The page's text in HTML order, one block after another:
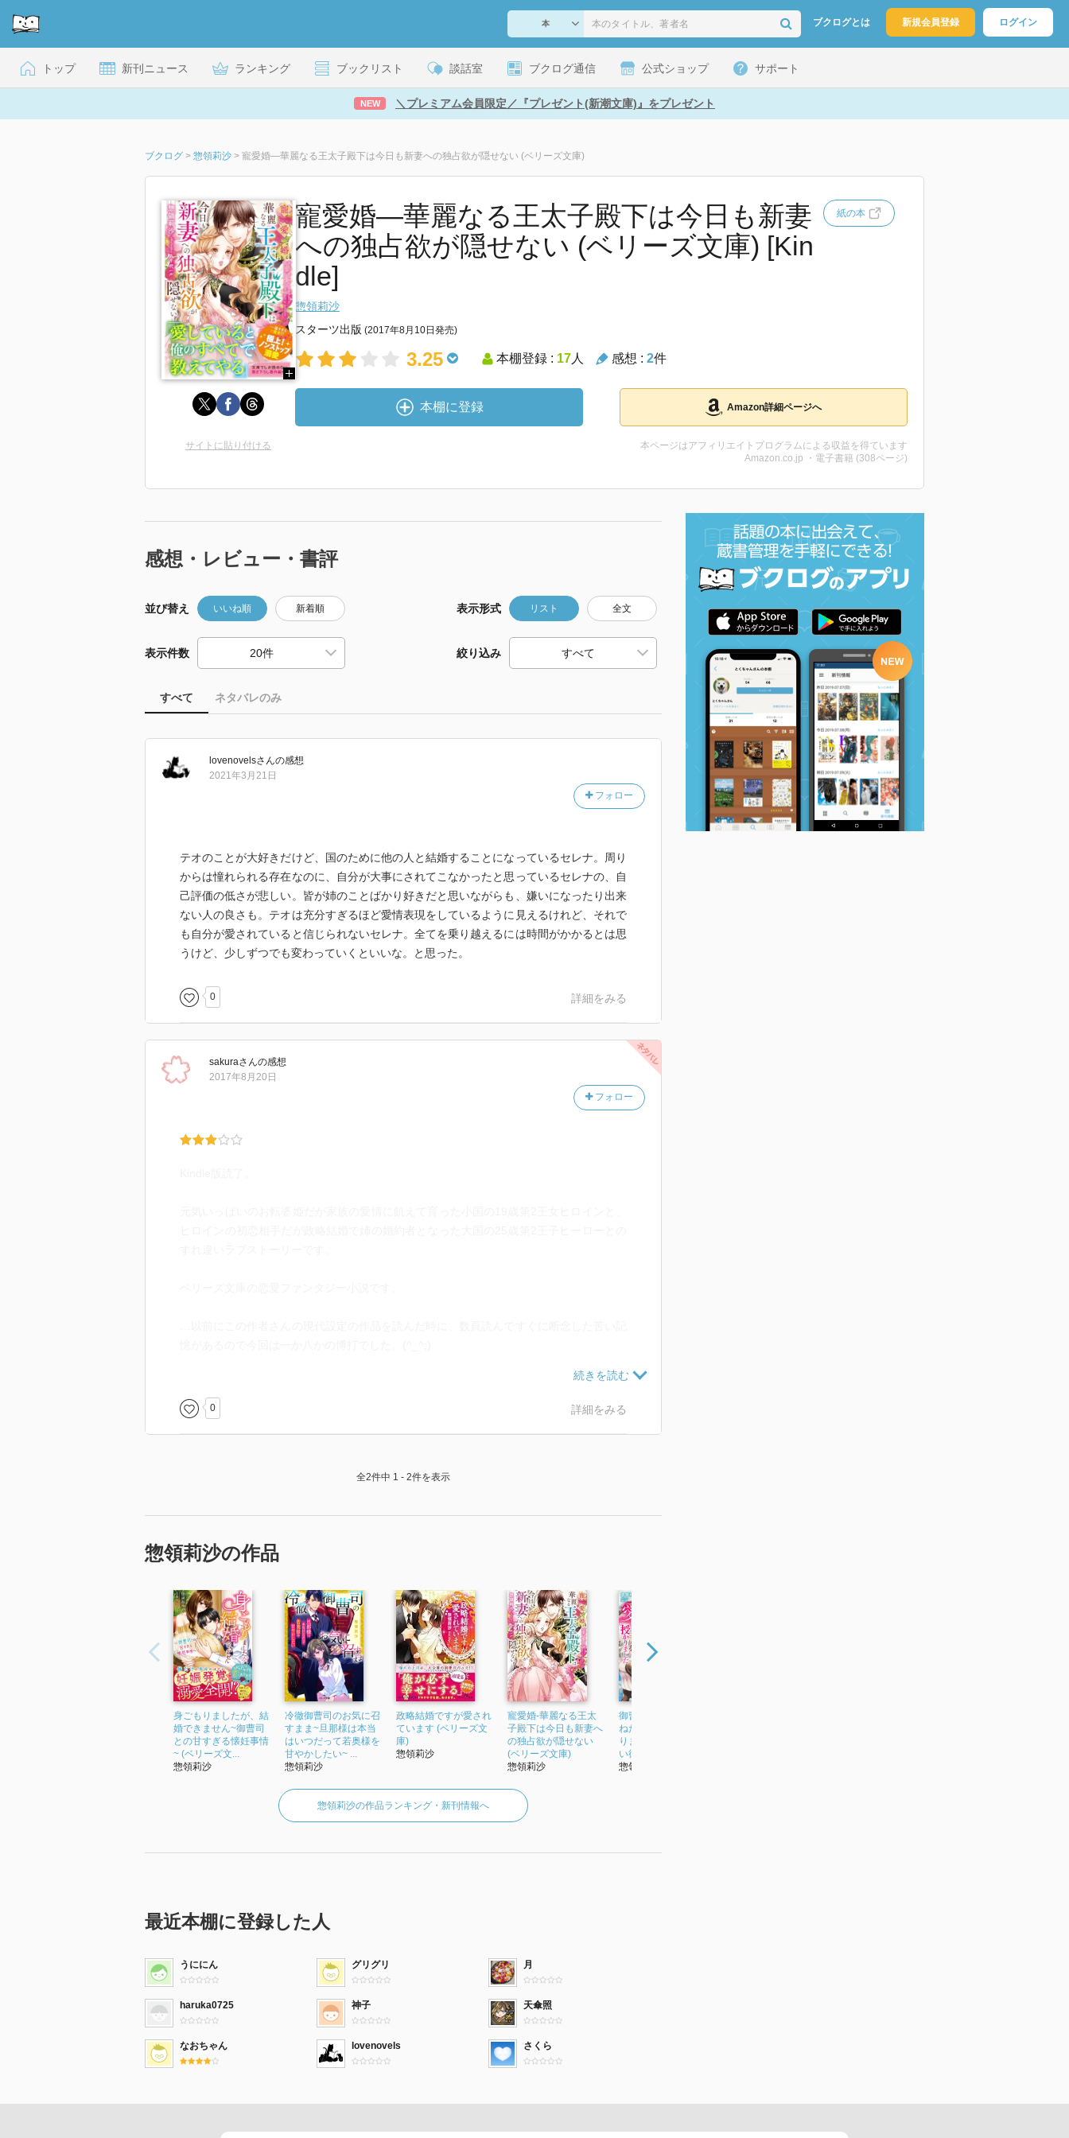
ブクログとは 新規会員登録 ログイン
トップ 新刊ニュース ランキング ブックリスト 談話室 ブクログ通信 公式ショップ サポート
NEW ＼プレミアム会員限定／『プレゼント(新潮文庫)』をプレゼント
ブクログ > 惣領莉沙 > 寵愛婚―華麗なる王太子殿下は今日も新妻への独占欲が隠せない (ベリーズ文庫)
寵愛婚―華麗なる王太子殿下は今日も新妻
への独占欲が隠せない (ベリーズ文庫) [Kin
dle]
紙の本
惣領莉沙
スターツ出版 (2017年8月10日発売)
3.25 本棚登録 : 17人 感想 : 2件
本棚に登録 Amazon詳細ページへ
サイトに貼り付ける
本ページはアフィリエイトプログラムによる収益を得ています
Amazon.co.jp ・電子書籍 (308ページ)
感想・レビュー・書評
並び替え いいね順 新着順 表示形式 リスト 全文
表示件数 絞り込み
すべて ネタバレのみ
lovenovelsさんの感想
フォロー
2021年3月21日
テオのことが大好きだけど、国のために他の人と結婚することになっているセレナ。周り
からは憧れられる存在なのに、自分が大事にされてこなかったと思っているセレナの、自
己評価の低さが悲しい。皆が姉のことばかり好きだと思いながらも、嫌いになったり出来
ない人の良さも。テオは充分すぎるほど愛情表現をしているように見えるけれど、それで
も自分が愛されていると信じられないセレナ。全てを乗り越えるには時間がかかるとは思
うけど、少しずつでも変わっていくといいな。と思った。
0 詳細をみる
sakuraさんの感想
フォロー
2017年8月20日
家族愛に飢えていたヒロインが嫁ぎ先でヒーローの愛情と家族愛と友情を得て幸せにな
タイトルの通り、ヒーローはヒロインと結婚する為に色々な努力をして溺愛してくれてい
開が、どう考えてもヒーローの所為だよね…と思ってしまいました。
多くて、読みながら少し疲れてしまいました…。
思っています（笑）。
文章は基本的に三人称なのですが、唐突にそれぞれのキャラ視点に変わる為、少し読みづ
らかったです。
イラストは表紙だけなので、挿絵が欲しいと思いました。
0 詳細をみる
全2件中 1 - 2件を表示
惣領莉沙の作品
身ごもりましたが、結
婚できません~御曹司
との甘すぎる懐妊事情
~ (ベリーズ文...
惣領莉沙
冷徹御曹司のお気に召
すまま~旦那様は本当
はいつだって若奥様を
甘やかしたい~ ...
惣領莉沙
政略結婚ですが愛され
ています (ベリーズ文
庫)
惣領莉沙
寵愛婚-華麗なる王太
子殿下は今日も新妻へ
の独占欲が隠せない
(ベリーズ文庫)
惣領莉沙
御曹司の激愛に身を委
ねたら、愛し子を授か
りました~愛を知らな
い彼女の婚前懐妊...
惣領莉沙
惣領莉沙の作品ランキング・新刊情報へ
最近本棚に登録した人
うににん グリグリ 月
haruka0725 神子 天傘照
なおちゃん lovenovels さくら